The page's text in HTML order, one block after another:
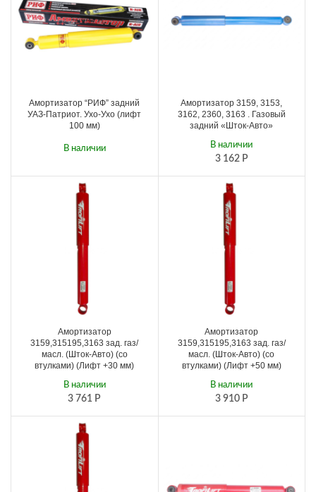
Амортизатор “РИФ” задний
УАЗ-Патриот. Ухо-Ухо (лифт
100 мм)
В наличии
Амортизатор 3159, 3153,
3162, 2360, 3163 . Газовый
задний «Шток-Авто»
3 162 Р
В наличии
Амортизатор
3159,315195,3163 зад. газ/
масл. (Шток-Авто) (со
втулками) (Лифт +30 мм)
3 761 Р
В наличии
Амортизатор
3159,315195,3163 зад. газ/
масл. (Шток-Авто) (со
втулками) (Лифт +50 мм)
3 910 Р
В наличии